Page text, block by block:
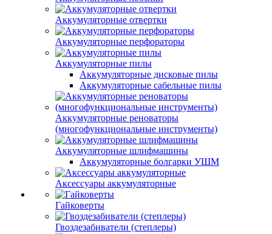
Аккумуляторные отвертки
Аккумуляторные перфораторы
Аккумуляторные пилы
Аккумуляторные дисковые пилы
Аккумуляторные сабельные пилы
Аккумуляторные реноваторы
(многофункциональные инструменты)
Аккумуляторные шлифмашины
Аккумуляторные болгарки УШМ
Аксессуары аккумуляторные
Гайковерты
Гвоздезабиватели (степлеры)